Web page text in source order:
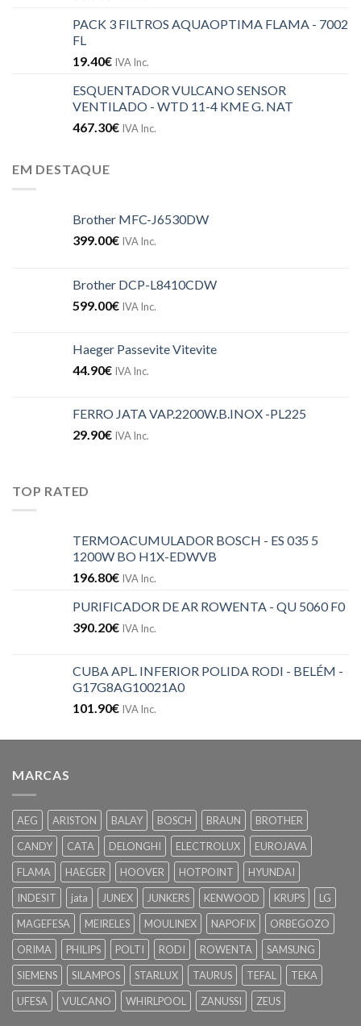
PACK 3 FILTROS AQUAOPTIMA FLAMA - 7002
FL
19.40€ IVA Inc.
ESQUENTADOR VULCANO SENSOR
VENTILADO - WTD 11-4 KME G. NAT
467.30€ IVA Inc.
EM DESTAQUE
Brother MFC-J6530DW
399.00€ IVA Inc.
Brother DCP-L8410CDW
599.00€ IVA Inc.
Haeger Passevite Vitevite
44.90€ IVA Inc.
FERRO JATA VAP.2200W.B.INOX -PL225
29.90€ IVA Inc.
TOP RATED
TERMOACUMULADOR BOSCH - ES 035 5
1200W BO H1X-EDWVB
196.80€ IVA Inc.
PURIFICADOR DE AR ROWENTA - QU 5060 F0
390.20€ IVA Inc.
CUBA APL. INFERIOR POLIDA RODI - BELÉM -
G17G8AG10021A0
101.90€ IVA Inc.
MARCAS
AEG ARISTON BALAY BOSCH BRAUN
BROTHER
CANDY
CATA DELONGHI ELECTROLUX
EUROJAVA
FLAMA
HAEGER HOOVER HOTPOINT
HYUNDAI
INDESIT
jata JUNEX JUNKERS KENWOOD KRUPS
LG
MAGEFESA
MEIRELES MOULINEX NAPOFIX
ORBEGOZO
ORIMA
PHILIPS POLTI RODI ROWENTA
SAMSUNG
SIEMENS
SILAMPOS STARLUX TAURUS TEFAL
TEKA
UFESA
VULCANO WHIRLPOOL ZANUSSI ZEUS